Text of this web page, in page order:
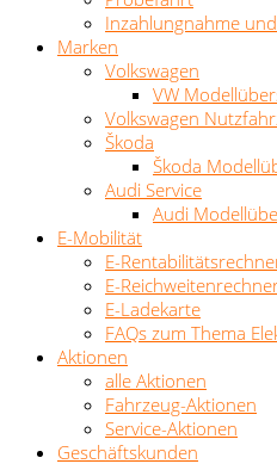
Inzahlungnahme
Marken
Volkswagen
VW
Volkswagen
Škoda
Škoda
Audi Service
Audi
E-Mobilität
E-
E-
E-Ladekarte
FAQs zum Thema
Aktionen
alle Aktionen
Fahrzeug-Aktionen
Service-Aktionen
Geschäftskunden